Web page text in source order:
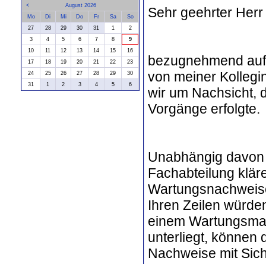
Sehr geehrter
bezugnehmend
von meiner
wir um Nachsicht,
Vorgänge erfolgte.
Unabhängig
Fachabteilung
Ihren Zeilen
einem
unterliegt, können
Nachweise mit
<
August 2026
Mo
Di Mi Do Fr Sa
So
27
28 29 30 31 1
2
3
4 5 6 7 8
9
10
11 12 13 14 15
16
17
18 19 20 21 22
23
24
25 26 27 28 29
30
31
1 2 3 4 5 6